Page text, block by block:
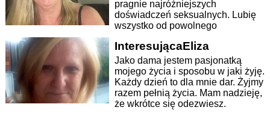
pragnie najróżniejszych
doświadczeń seksualnych. Lubię
wszystko od powolnego
InteresującaEliza
Jako dama jestem pasjonatką
mojego życia i sposobu w jaki żyję.
Każdy dzień to dla mnie dar. Żyjmy
razem pełnią życia. Mam nadzieję,
że wkrótce się odezwiesz.